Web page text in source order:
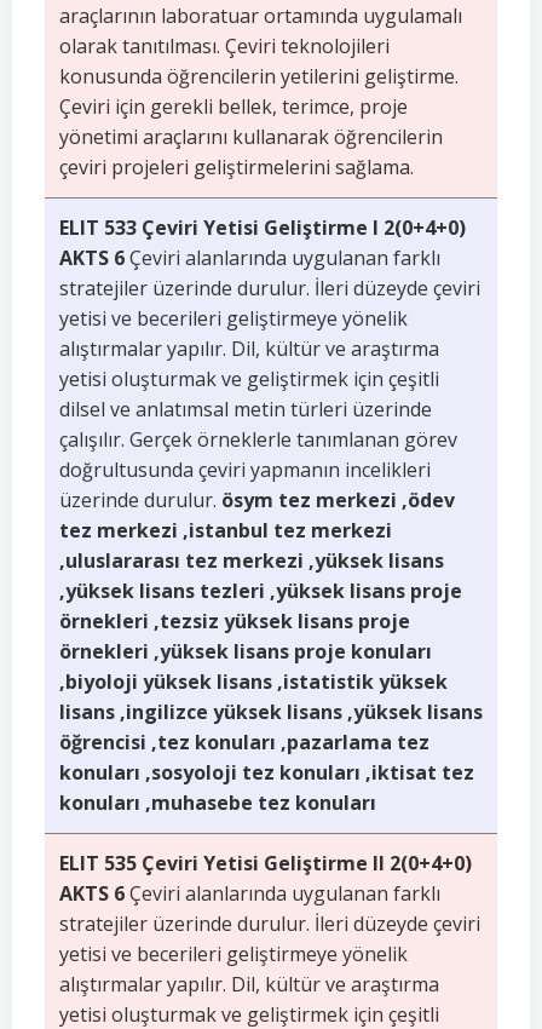
araçlarının laboratuar ortamında uygulamalı
olarak tanıtılması. Çeviri teknolojileri
konusunda öğrencilerin yetilerini geliştirme.
Çeviri için gerekli bellek, terimce, proje
yönetimi araçlarını kullanarak öğrencilerin
çeviri projeleri geliştirmelerini sağlama.
ELIT 533 Çeviri Yetisi Geliştirme I 2(0+4+0)
AKTS 6Çeviri alanlarında uygulanan farklı
stratejiler üzerinde durulur. İleri düzeyde çeviri
yetisi ve becerileri geliştirmeye yönelik
alıştırmalar yapılır. Dil, kültür ve araştırma
yetisi oluşturmak ve geliştirmek için çeşitli
dilsel ve anlatımsal metin türleri üzerinde
çalışılır. Gerçek örneklerle tanımlanan görev
doğrultusunda çeviri yapmanın incelikleri
üzerinde durulur. ösym tez merkezi ,ödev
tez merkezi ,istanbul tez merkezi
,uluslararası tez merkezi ,yüksek lisans
,yüksek lisans tezleri ,yüksek lisans proje
örnekleri ,tezsiz yüksek lisans proje
örnekleri ,yüksek lisans proje konuları
,biyoloji yüksek lisans ,istatistik yüksek
lisans ,ingilizce yüksek lisans ,yüksek lisans
öğrencisi ,tez konuları ,pazarlama tez
konuları ,sosyoloji tez konuları ,iktisat tez
konuları ,muhasebe tez konuları
ELIT 535 Çeviri Yetisi Geliştirme II 2(0+4+0)
AKTS 6Çeviri alanlarında uygulanan farklı
stratejiler üzerinde durulur. İleri düzeyde çeviri
yetisi ve becerileri geliştirmeye yönelik
alıştırmalar yapılır. Dil, kültür ve araştırma
yetisi oluşturmak ve geliştirmek için çeşitli